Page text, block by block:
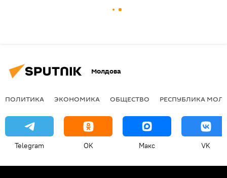
Молдова
ПОЛИТИКА ЭКОНОМИКА ОБЩЕСТВО РЕСПУБЛИКА
Telegram OK Макс VK